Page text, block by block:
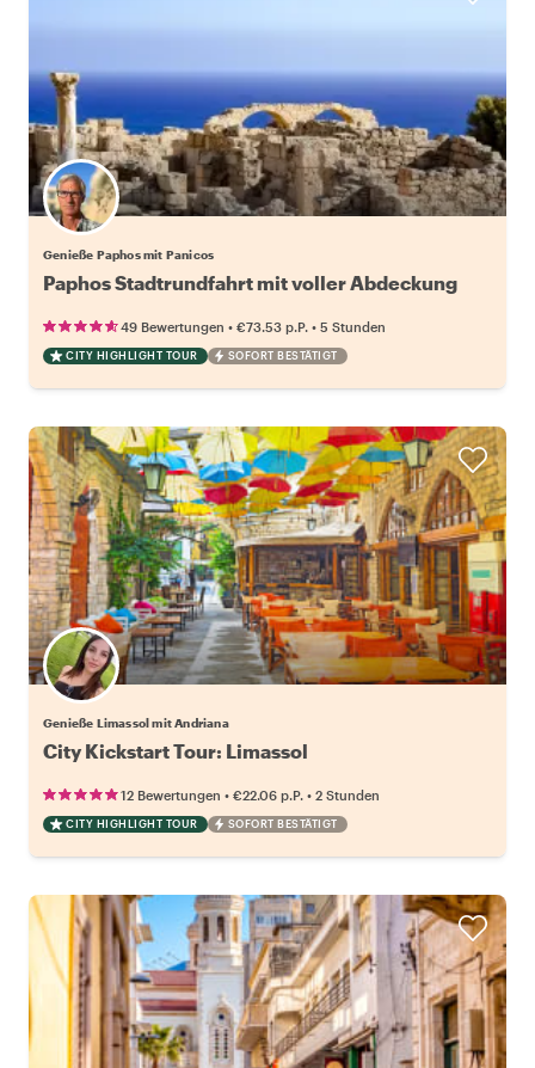
Genieße Paphos mit Panicos
Paphos Stadtrundfahrt mit voller Abdeckung
49 Bewertungen • €73.53 p.P. • 5 Stunden
CITY HIGHLIGHT TOUR SOFORT BESTÄTIGT
Genieße Limassol mit Andriana
City Kickstart Tour: Limassol
12 Bewertungen • €22.06 p.P. • 2 Stunden
CITY HIGHLIGHT TOUR SOFORT BESTÄTIGT